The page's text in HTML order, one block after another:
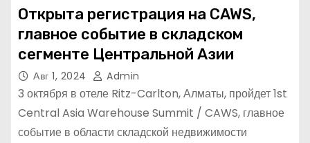
Открыта регистрация на CAWS,
главное событие в складском
сегменте Центральной Азии
Авг 1, 2024 Admin
3 октября в отеле Ritz-Carlton, Алматы, пройдет 1st
Central Asia Warehouse Summit / CAWS, главное
событие в области складской недвижимости